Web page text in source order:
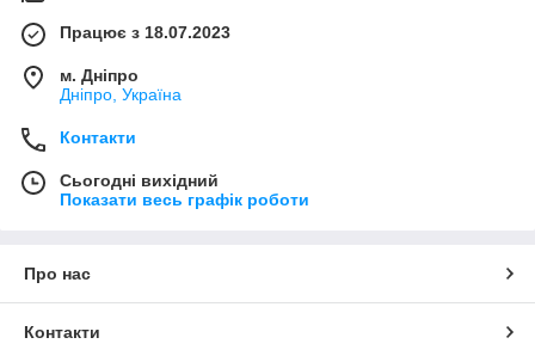
Працює з 18.07.2023
м. Дніпро
Дніпро, Україна
Контакти
Сьогодні вихідний
Показати весь графік роботи
Про нас
Контакти